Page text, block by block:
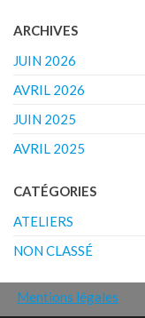
ARCHIVES
JUIN 2026
AVRIL 2026
JUIN 2025
AVRIL 2025
CATÉGORIES
ATELIERS
NON CLASSÉ
Mentions légales